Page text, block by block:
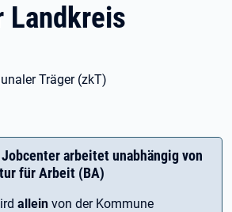
Landkreis
Träger (zkT)
arbeitet unabhängig von
für Arbeit (BA)
allein von der Kommune